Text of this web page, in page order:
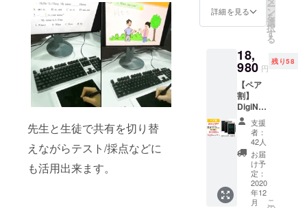
先生と生徒で共有を切り替
えながらテスト/採点などに
も活用出来ます。
品の仕
かい点
につい
て、一
部変更
が生じ
る場合
がござ
います
のでご
了承く
ださ
い。 ※
ご注文
数や部
880円
(税・送
料込) ■
ラー：
アッ
シュグ
レイ、
パール
ゴール
ド、ホ
ワイト
（お選
びいた
だけま
す） ■
内容：
『DigiN
詳細を見る ー
ン
を
選
択
す
る
18,
980 円
残り58
【ペア
割】
DigiNot
e
Pro【3
6％OFF
】100
セット
限定 ■
予定定
価：
29,700
支援
者：
42人
お届
け予
定：
2020
年12
月
こ